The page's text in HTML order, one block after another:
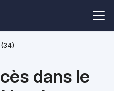
(34)
dans le